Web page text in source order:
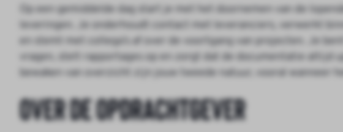
Op een gemiddelde dag start je met het doornemen van de
leveringen. Je onderhoudt contact met leveranciers, verwerkt
en stemt met collega’s af over de voortgang van projecten. Je
vragen, stelt rapportages op en zorgt dat de documentatie altijd
bewaken van overzicht zijn jouw tweede natuur, vooral wanneer
Over de opdrachtgever